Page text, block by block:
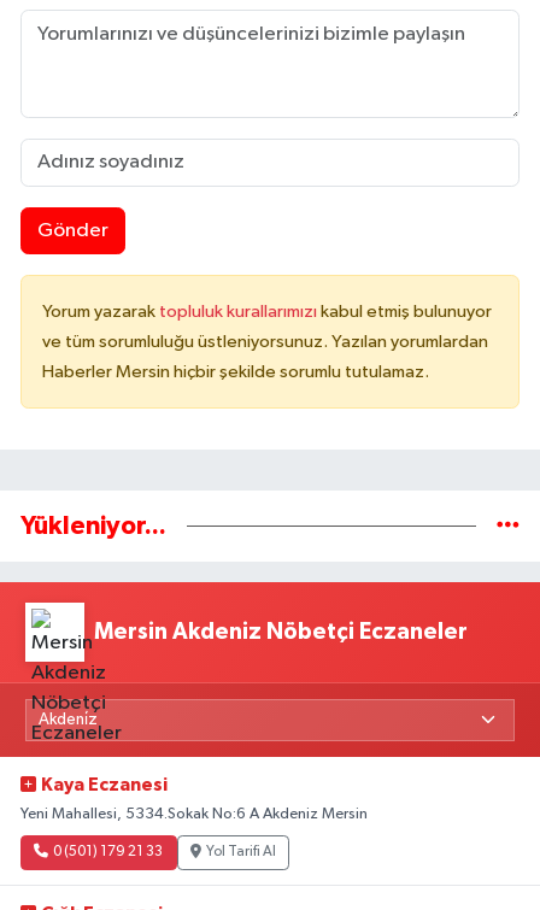
Gönder
Yorum yazarak topluluk kurallarımızı kabul etmiş bulunuyor
ve tüm sorumluluğu üstleniyorsunuz. Yazılan yorumlardan
Haberler Mersin hiçbir şekilde sorumlu tutulamaz.
Yükleniyor...
Mersin Akdeniz Nöbetçi Eczaneler
Kaya Eczanesi
Yeni Mahallesi, 5334.Sokak No:6 A Akdeniz Mersin
0 (501) 179 21 33 Yol Tarifi Al